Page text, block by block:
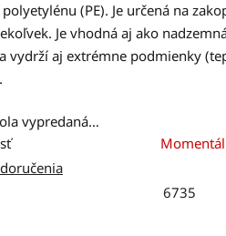
(PE). Je určená na
Je vhodná aj ako
vydrží aj extrémne podmienky
vypredaná…
6735